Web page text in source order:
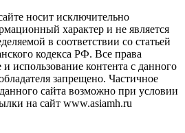
носит исключительно
характер и не является
в соответствии со статьей
кодекса РФ. Все права
использование контента с данного
запрещено. Частичное
сайта возможно при условии
на сайт www.asiamh.ru